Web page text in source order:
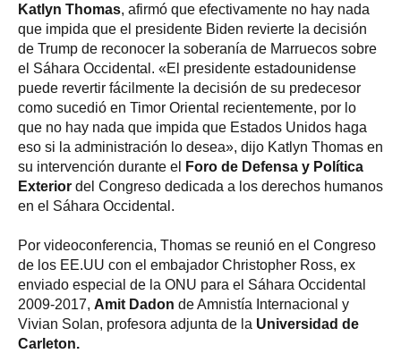
Katlyn Thomas, afirmó que efectivamente no hay nada
que impida que el presidente Biden revierte la decisión
de Trump de reconocer la soberanía de Marruecos sobre
el Sáhara Occidental. «El presidente estadounidense
puede revertir fácilmente la decisión de su predecesor
como sucedió en Timor Oriental recientemente, por lo
que no hay nada que impida que Estados Unidos haga
eso si la administración lo desea», dijo Katlyn Thomas en
su intervención durante el
Foro de Defensa y Política
Exterior del Congreso dedicada a los derechos humanos
en el Sáhara Occidental.
Por videoconferencia, Thomas se reunió en el Congreso
de los EE.UU con el embajador Christopher Ross, ex
enviado especial de la ONU para el Sáhara Occidental
2009-2017, Amit Dadon de Amnistía Internacional y
Vivian Solan, profesora adjunta de la Universidad de
Carleton.